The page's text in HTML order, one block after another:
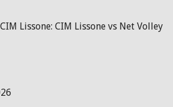
Lissone: CIM Lissone vs Net Volley